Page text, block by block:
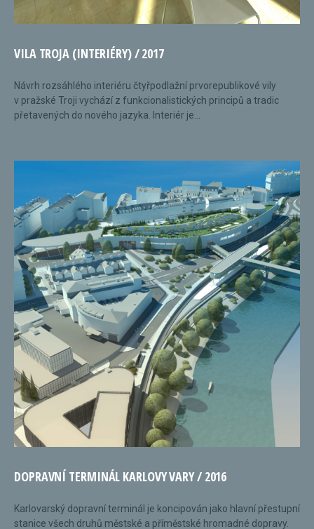
VILA TROJA (INTERIÉRY) / 2017
Návrh rozsáhlého interiéru čtyřpodlažní prvorepublikové vily
v pražské Troji vychází z funkcionalistických principů a tradic
přetavených do nového jazyka. Interiér je...
DOPRAVNÍ TERMINÁL KARLOVY VARY / 2016
Karlovarský dopravní terminál je koncipován jako hlavní přestupní
stanice všech druhů městské a příměstské hromadné dopravy.